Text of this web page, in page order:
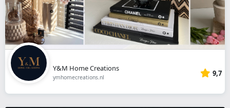
Y&M Home Creations
ymhomecreations.nl 9,7